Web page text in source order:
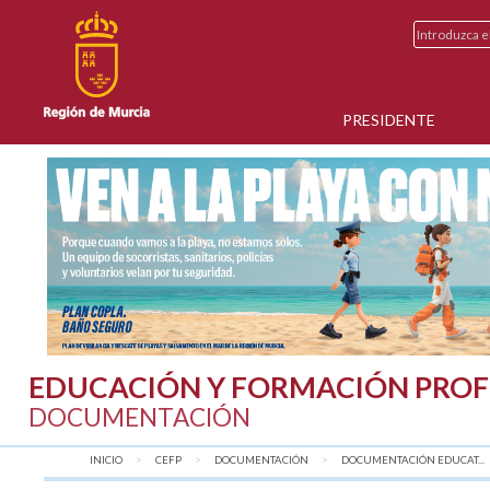
PRESIDENTE
EDUCACIÓN Y FORMACIÓN
DOCUMENTACIÓN
INICIO CEFP DOCUMENTACIÓN DOCUMENTACIÓN EDUCAT...